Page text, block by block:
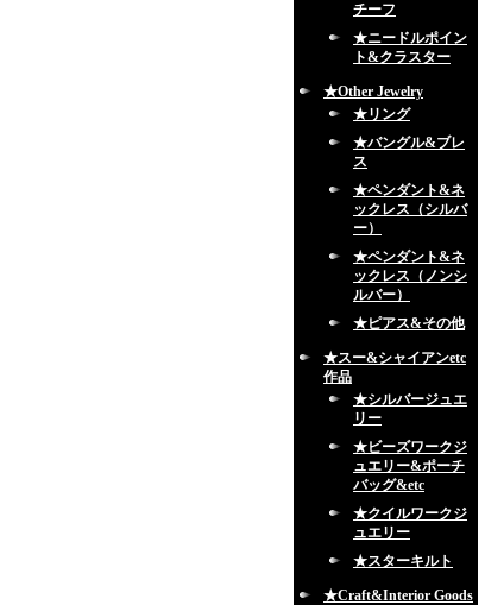
チーフ
★ニードルポイン
ト&クラスター
★Other Jewelry
★リング
★バングル&ブレ
ス
★ペンダント&ネ
ックレス（シルバ
ー）
★ペンダント&ネ
ックレス（ノンシ
ルバー）
★ピアス&その他
★スー&シャイアンetc
作品
★シルバージュエ
リー
★ビーズワークジ
ュエリー&ポーチ
バッグ&etc
★クイルワークジ
ュエリー
★スターキルト
★Craft&Interior Goods